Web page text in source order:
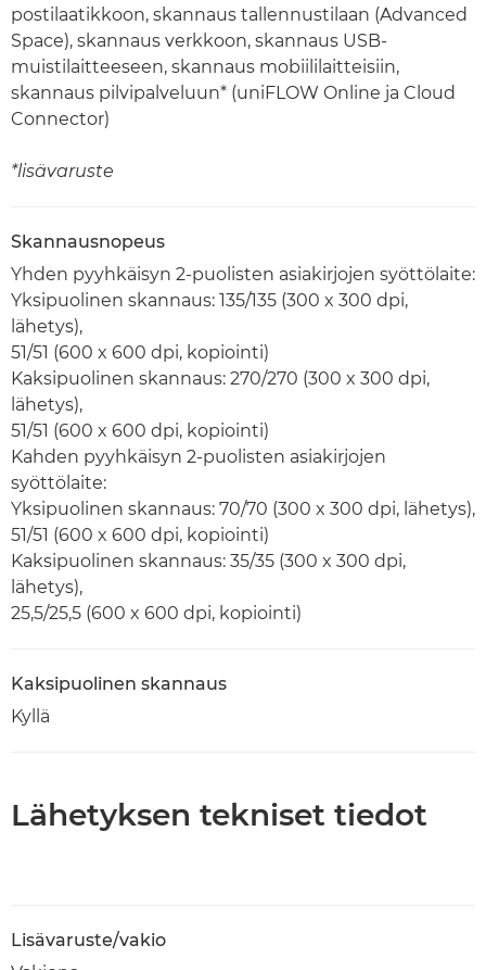
postilaatikkoon, skannaus tallennustilaan (Advanced
Space), skannaus verkkoon, skannaus USB-
muistilaitteeseen, skannaus mobiililaitteisiin,
skannaus pilvipalveluun* (uniFLOW Online ja Cloud
Connector)
*lisävaruste
Skannausnopeus
Yhden pyyhkäisyn 2-puolisten asiakirjojen syöttölaite:
Yksipuolinen skannaus: 135/135 (300 x 300 dpi,
lähetys),
51/51 (600 x 600 dpi, kopiointi)
Kaksipuolinen skannaus: 270/270 (300 x 300 dpi,
lähetys),
51/51 (600 x 600 dpi, kopiointi)
Kahden pyyhkäisyn 2-puolisten asiakirjojen
syöttölaite:
Yksipuolinen skannaus: 70/70 (300 x 300 dpi, lähetys),
51/51 (600 x 600 dpi, kopiointi)
Kaksipuolinen skannaus: 35/35 (300 x 300 dpi,
lähetys),
25,5/25,5 (600 x 600 dpi, kopiointi)
Kaksipuolinen skannaus
Kyllä
Lähetyksen tekniset tiedot
Lisävaruste/vakio